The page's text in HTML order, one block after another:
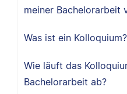
meiner Bachelorarbeit
Was ist ein Kolloquium?
Wie läuft das
Bachelorarbeit ab?